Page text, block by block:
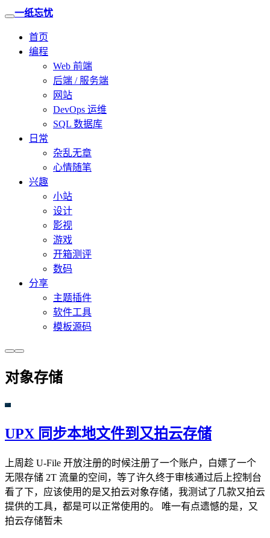
一纸忘忧
首页
编程
Web 前端
后端 / 服务端
网站
DevOps 运维
SQL 数据库
日常
杂乱无章
心情随笔
兴趣
小站
设计
影视
游戏
开箱测评
数码
分享
主题插件
软件工具
模板源码
对象存储
UPX 同步本地文件到又拍云存储
上周趁 U-File 开放注册的时候注册了一个账户，白嫖了一个
无限存储 2T 流量的空间，等了许久终于审核通过后上控制台
看了下，应该使用的是又拍云对象存储，我测试了几款又拍云
提供的工具，都是可以正常使用的。 唯一有点遗憾的是，又
拍云存储暂未